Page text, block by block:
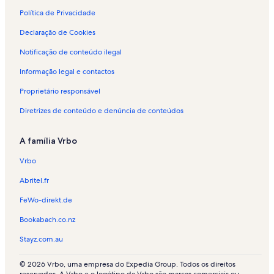
a
t
l
x
e
m
A
m
r
t
o
a
a
é
r
a
m
m
a
a
t
t
p
r
f
é
i
e
L
o
s
d
Política de Privacidade
Declaração de Cookies
Notificação de conteúdo ilegal
Informação legal e contactos
Proprietário responsável
Diretrizes de conteúdo e denúncia de conteúdos
A família Vrbo
Vrbo
Abritel.fr
FeWo-direkt.de
Bookabach.co.nz
Stayz.com.au
© 2026 Vrbo, uma empresa do Expedia Group. Todos os direitos